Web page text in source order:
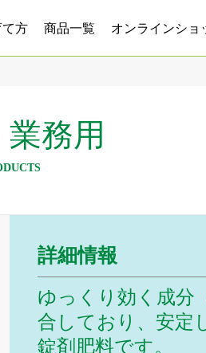
方 商品一覧 オンラインショ
務用
詳細情報
ゆっくり効く成分
合しており、安定
錠剤肥料です。